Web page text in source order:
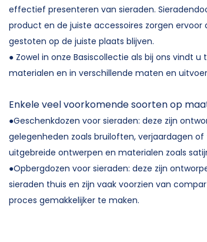
effectief presenteren van sieraden.
product en de juiste accessoires zorgen
gestoten op de juiste plaats blijven.
● Zowel in onze Basiscollectie als bij ons vindt
materialen en in verschillende maten en
Enkele veel voorkomende soorten op
●Geschenkdozen voor sieraden: deze zijn
gelegenheden zoals bruiloften, verjaardagen
uitgebreide ontwerpen en materialen zoals
●Opbergdozen voor sieraden: deze zijn
sieraden thuis en zijn vaak voorzien van
proces gemakkelijker te maken.